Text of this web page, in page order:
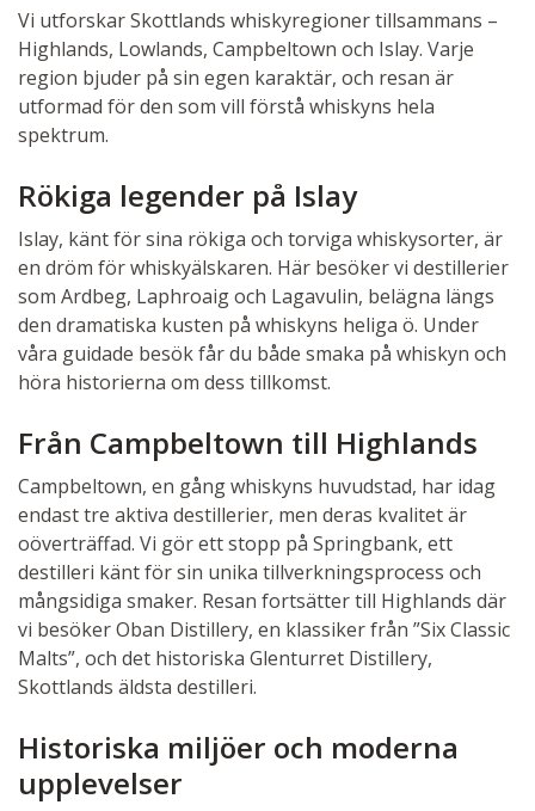
Vi utforskar Skottlands whiskyregioner tillsammans –
Highlands, Lowlands, Campbeltown och Islay. Varje
region bjuder på sin egen karaktär, och resan är
utformad för den som vill förstå whiskyns hela
spektrum.
Rökiga legender på Islay
Islay, känt för sina rökiga och torviga whiskysorter, är
en dröm för whiskyälskaren. Här besöker vi destillerier
som Ardbeg, Laphroaig och Lagavulin, belägna längs
den dramatiska kusten på whiskyns heliga ö. Under
våra guidade besök får du både smaka på whiskyn och
höra historierna om dess tillkomst.
Från Campbeltown till Highlands
Campbeltown, en gång whiskyns huvudstad, har idag
endast tre aktiva destillerier, men deras kvalitet är
oöverträffad. Vi gör ett stopp på Springbank, ett
destilleri känt för sin unika tillverkningsprocess och
mångsidiga smaker. Resan fortsätter till Highlands där
vi besöker Oban Distillery, en klassiker från ”Six Classic
Malts”, och det historiska Glenturret Distillery,
Skottlands äldsta destilleri.
Historiska miljöer och moderna
upplevelser